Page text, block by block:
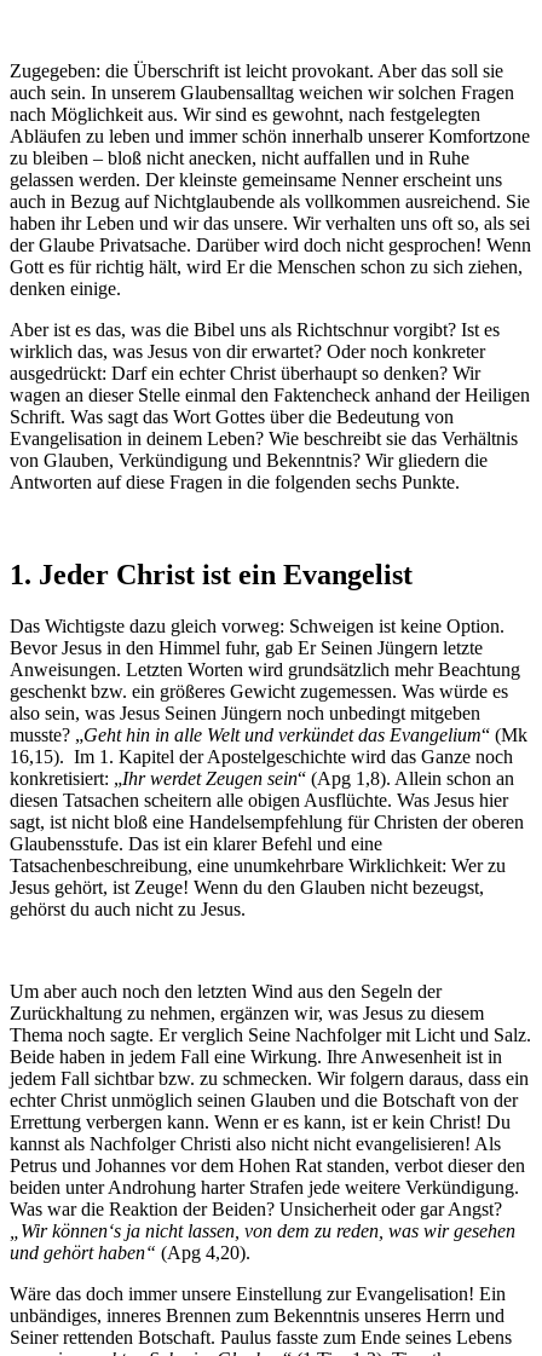
Zugegeben: die Überschrift ist leicht provokant. Aber das soll sie
auch sein. In unserem Glaubensalltag weichen wir solchen Fragen
nach Möglichkeit aus. Wir sind es gewohnt, nach festgelegten
Abläufen zu leben und immer schön innerhalb unserer Komfortzone
zu bleiben – bloß nicht anecken, nicht auffallen und in Ruhe
gelassen werden. Der kleinste gemeinsame Nenner erscheint uns
auch in Bezug auf Nichtglaubende als vollkommen ausreichend. Sie
haben ihr Leben und wir das unsere. Wir verhalten uns oft so, als sei
der Glaube Privatsache. Darüber wird doch nicht gesprochen! Wenn
Gott es für richtig hält, wird Er die Menschen schon zu sich ziehen,
denken einige.
Aber ist es das, was die Bibel uns als Richtschnur vorgibt? Ist es
wirklich das, was Jesus von dir erwartet? Oder noch konkreter
ausgedrückt: Darf ein echter Christ überhaupt so denken? Wir
wagen an dieser Stelle einmal den Faktencheck anhand der Heiligen
Schrift. Was sagt das Wort Gottes über die Bedeutung von
Evangelisation in deinem Leben? Wie beschreibt sie das Verhältnis
von Glauben, Verkündigung und Bekenntnis? Wir gliedern die
Antworten auf diese Fragen in die folgenden sechs Punkte.
1. Jeder Christ ist ein Evangelist
Das Wichtigste dazu gleich vorweg: Schweigen ist keine Option.
Bevor Jesus in den Himmel fuhr, gab Er Seinen Jüngern letzte
Anweisungen. Letzten Worten wird grundsätzlich mehr Beachtung
geschenkt bzw. ein größeres Gewicht zugemessen. Was würde es
also sein, was Jesus Seinen Jüngern noch unbedingt mitgeben
musste? „Geht hin in alle Welt und verkündet das Evangelium“ (Mk
16,15). Im 1. Kapitel der Apostelgeschichte wird das Ganze noch
konkretisiert: „Ihr werdet Zeugen sein“ (Apg 1,8). Allein schon an
diesen Tatsachen scheitern alle obigen Ausflüchte. Was Jesus hier
sagt, ist nicht bloß eine Handelsempfehlung für Christen der oberen
Glaubensstufe. Das ist ein klarer Befehl und eine
Tatsachenbeschreibung, eine unumkehrbare Wirklichkeit: Wer zu
Jesus gehört, ist Zeuge! Wenn du den Glauben nicht bezeugst,
gehörst du auch nicht zu Jesus.
Um aber auch noch den letzten Wind aus den Segeln der
Zurückhaltung zu nehmen, ergänzen wir, was Jesus zu diesem
Thema noch sagte. Er verglich Seine Nachfolger mit Licht und Salz.
Beide haben in jedem Fall eine Wirkung. Ihre Anwesenheit ist in
jedem Fall sichtbar bzw. zu schmecken. Wir folgern daraus, dass ein
echter Christ unmöglich seinen Glauben und die Botschaft von der
Errettung verbergen kann. Wenn er es kann, ist er kein Christ! Du
kannst als Nachfolger Christi also nicht nicht evangelisieren! Als
Petrus und Johannes vor dem Hohen Rat standen, verbot dieser den
beiden unter Androhung harter Strafen jede weitere Verkündigung.
Was war die Reaktion der Beiden? Unsicherheit oder gar Angst?
„Wir können‘s ja nicht lassen, von dem zu reden, was wir gesehen
und gehört haben“ (Apg 4,20).
Wäre das doch immer unsere Einstellung zur Evangelisation! Ein
unbändiges, inneres Brennen zum Bekenntnis unseres Herrn und
Seiner rettenden Botschaft. Paulus fasste zum Ende seines Lebens